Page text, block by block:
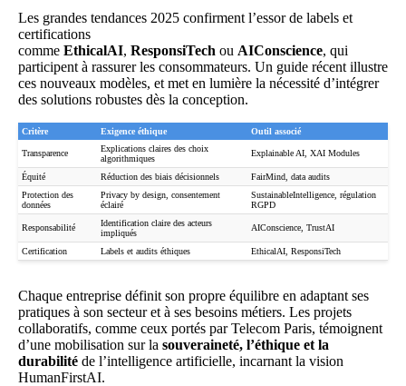
Les grandes tendances 2025 confirment l’essor de labels et
certifications
comme EthicalAI, ResponsiTech ou AIConscience, qui
participent à rassurer les consommateurs. Un guide récent illustre
ces nouveaux modèles, et met en lumière la nécessité d’intégrer
des solutions robustes dès la conception.
Critère Exigence éthique Outil associé
Transparence
Explications claires des choix
algorithmiques
Explainable AI, XAI Modules
Équité Réduction des biais décisionnels
FairMind, data audits
Protection des
données
Privacy by design, consentement
éclairé
SustainableIntelligence, régulation
RGPD
Responsabilité
Identification claire des acteurs
impliqués
AIConscience, TrustAI
Certification Labels et audits éthiques EthicalAI, ResponsiTech
Chaque entreprise définit son propre équilibre en adaptant ses
pratiques à son secteur et à ses besoins métiers. Les projets
collaboratifs, comme ceux portés parTelecom Paris, témoignent
d’une mobilisation sur la souveraineté, l’éthique et la
durabilité de l’intelligence artificielle, incarnant la vision
HumanFirstAI.